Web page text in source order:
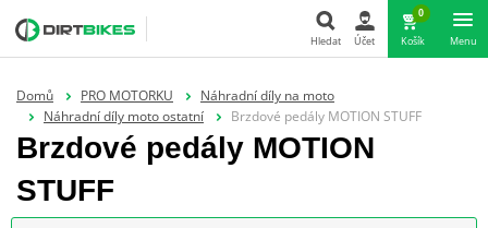
Hledat Účet
0
Košík Menu
Domů PRO MOTORKU
Náhradní díly na moto
Náhradní díly moto ostatní
Brzdové pedály MOTION STUFF
Brzdové pedály MOTION
STUFF